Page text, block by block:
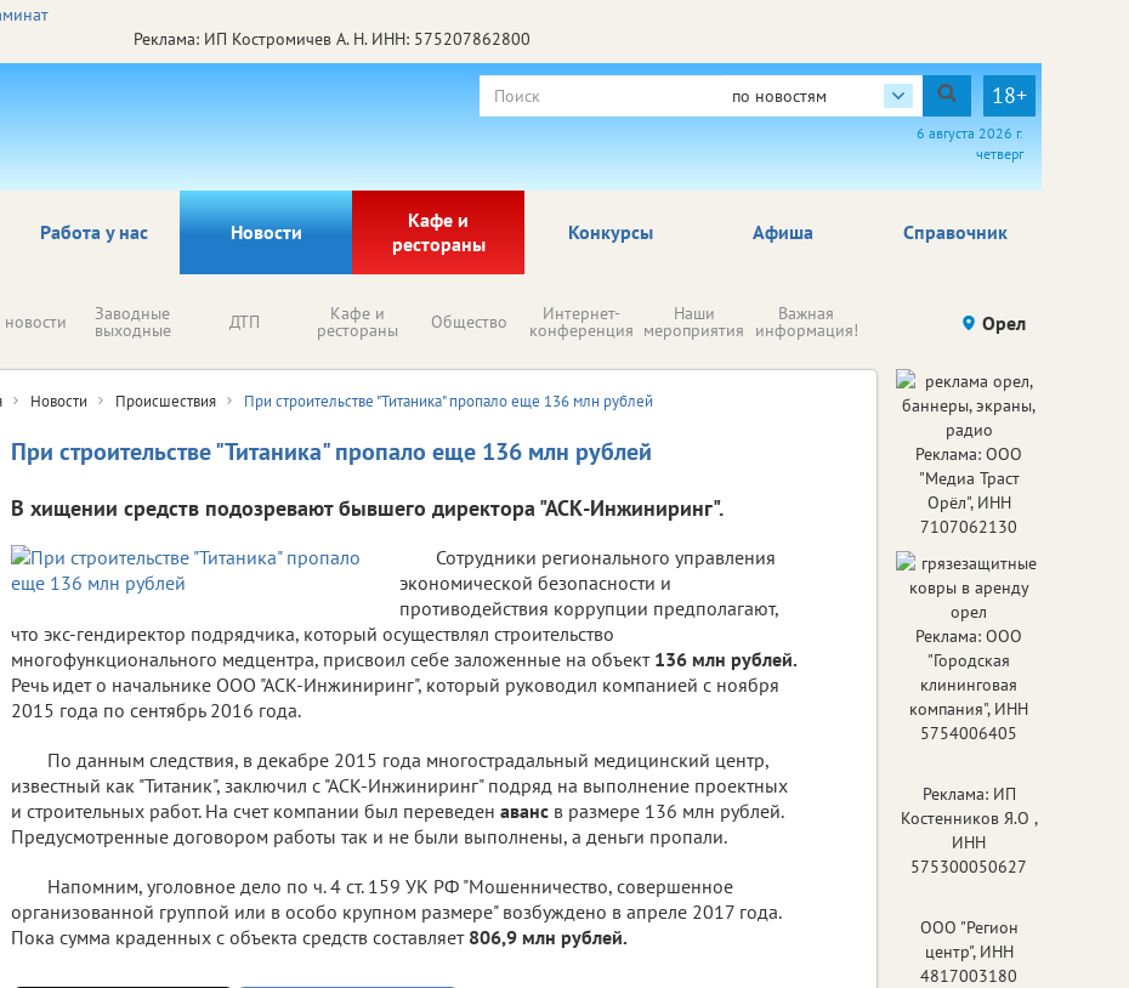
Реклама: ИП Костромичев А. Н. ИНН: 575207862800
по новостям 18+
6 августа 2026 г.
четверг
Работа у нас Новости
Кафе и
рестораны
Афиша Справочник
Конкурсы
новости Заводные
выходные ДТП Кафе и
рестораны Общество Интернет-
конференция
Наши
мероприятия
Важная
информация! Происшествия Здоровье
Орел
Новости Происшествия При строительстве "Титаника" пропало еще 136 млн рублей
При строительстве "Титаника" пропало еще 136 млн рублей
В хищении средств подозревают бывшего директора "АСК-Инжиниринг".
Сотрудники регионального управления
экономической безопасности и
противодействия коррупции предполагают,
что экс-гендиректор подрядчика, который осуществлял строительство
многофункционального медцентра, присвоил себе заложенные на объект136 млн рублей.
Речь идет о начальнике ООО "АСК-Инжиниринг", который руководил компанией с ноября
2015 года по сентябрь 2016 года.
По данным следствия, в декабре 2015 года многострадальный медицинский центр,
известный как "Титаник", заключил с "АСК-Инжиниринг" подряд на выполнение проектных
и строительных работ. На счет компании был переведен аванс в размере 136 млн рублей.
Предусмотренные договором работы так и не были выполнены, а деньги пропали.
Напомним, уголовное дело по ч. 4 ст. 159 УК РФ "Мошенничество, совершенное
организованной группой или в особо крупном размере" возбуждено в апреле 2017 года.
Пока сумма краденных с объекта средств составляет 806,9 млн рублей.
Реклама: ООО
"Медиа Траст
Орёл", ИНН
7107062130
Реклама: ООО
"Городская
клининговая
компания", ИНН
5754006405
Реклама: ИП
Костенников Я.О ,
ИНН
575300050627
ООО "Регион
центр", ИНН
4817003180